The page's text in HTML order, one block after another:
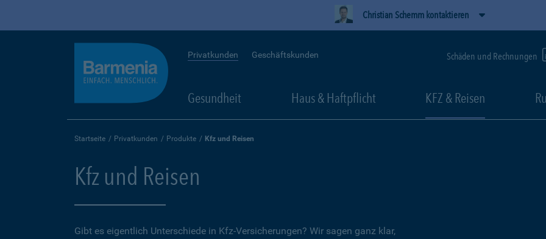
Christian Schemm kontaktieren
Privatkunden Geschäftskunden Schäden und Rechnungen
Gesundheit Haus & Haftpflicht KFZ & Reisen
Startseite Privatkunden Produkte Kfz und Reisen
Kfz und Reisen
Gibt es eigentlich Unterschiede in Kfz-Versicherungen? Wir sagen ganz klar,